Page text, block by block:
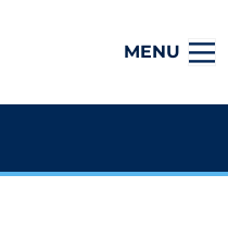
MENU